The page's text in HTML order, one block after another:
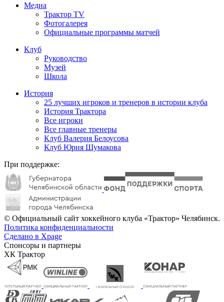
Медиа
Трактор TV
Фотогалерея
Официальные программы матчей
Клуб
Руководство
Музей
Школа
История
25 лучших игроков и тренеров в истории клуба
История Трактора
Все игроки
Все главные тренеры
Клуб Валерия Белоусова
Клуб Юрия Шумакова
При поддержке:
© Официальный сайт хоккейного клуба «Трактор» Челябинск.
Политика конфиденциальности
Сделано в Xpage
Спонсоры и партнеры
ХК Трактор